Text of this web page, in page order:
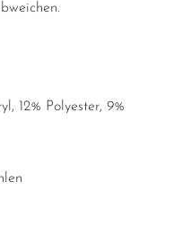
12% Polyester, 9%